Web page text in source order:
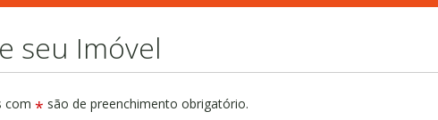
seu Imóvel
com * são de preenchimento obrigatório.